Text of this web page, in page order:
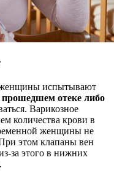
женщины испытывают
прошедшем отеке либо
Варикозное
количества крови в
женщины не
этом клапаны вен
за этого в нижних